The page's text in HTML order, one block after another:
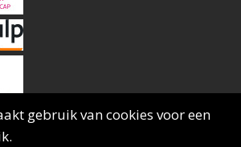
gebruik van cookies voor een